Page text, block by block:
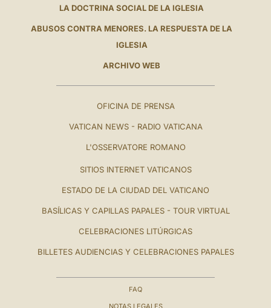
LA DOCTRINA SOCIAL DE LA IGLESIA
ABUSOS CONTRA MENORES. LA RESPUESTA DE LA
IGLESIA
ARCHIVO WEB
OFICINA DE PRENSA
VATICAN NEWS - RADIO VATICANA
L'OSSERVATORE ROMANO
SITIOS INTERNET VATICANOS
ESTADO DE LA CIUDAD DEL VATICANO
BASÍLICAS Y CAPILLAS PAPALES - TOUR VIRTUAL
CELEBRACIONES LITÚRGICAS
BILLETES AUDIENCIAS Y CELEBRACIONES PAPALES
FAQ
NOTAS LEGALES